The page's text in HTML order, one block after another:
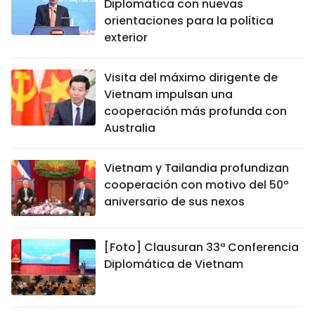
Diplomática con nuevas
orientaciones para la política
exterior
Visita del máximo dirigente de
Vietnam impulsan una
cooperación más profunda con
Australia
Vietnam y Tailandia profundizan
cooperación con motivo del 50º
aniversario de sus nexos
[Foto] Clausuran 33ª Conferencia
Diplomática de Vietnam